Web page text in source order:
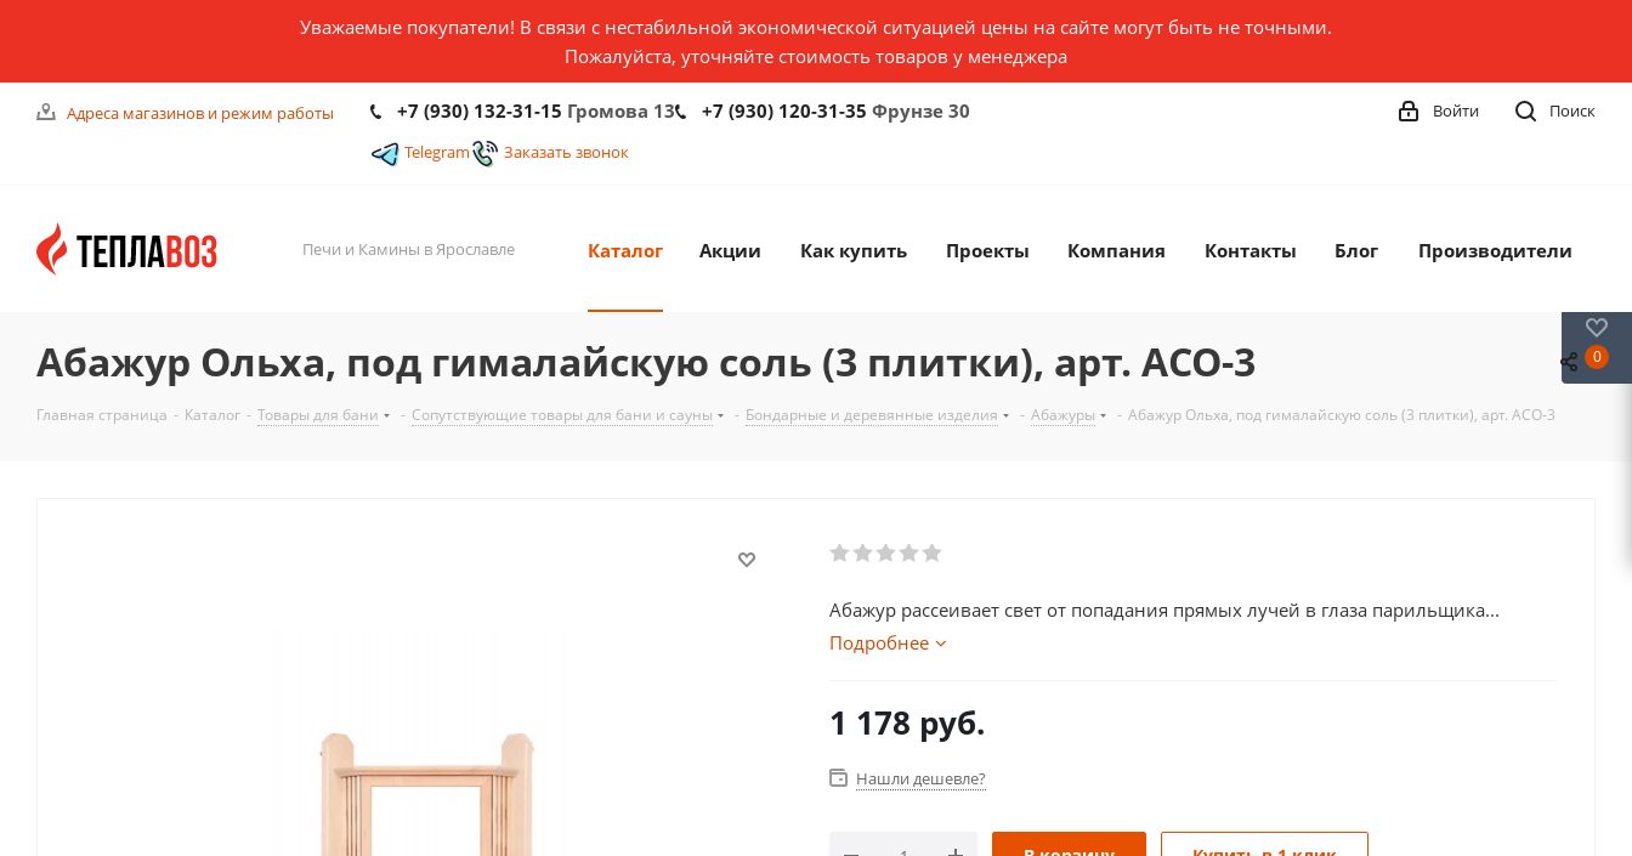
Уважаемые покупатели! В связи с нестабильной экономической ситуацией цены на сайте могут быть не точными.
Пожалуйста, уточняйте стоимость товаров у менеджера
Адреса магазинов и режим работы +7 (930) 132-31-15 Громова 13 +7 (930) 120-31-35 Фрунзе 30
Telegram Заказать звонок
Поиск
Войти
Печи и Камины в Ярославле Каталог Акции Как купить Проекты Компания Контакты Блог Производители
Абажур Ольха, под гималайскую соль (3 плитки), арт. АСО-3
Главная страница - Каталог - Товары для бани - Сопутствующие товары для бани и сауны - Бондарные и деревянные изделия - Абажуры - Абажур Ольха, под гималайскую соль (3 плитки), арт. АСО-3
Абажур рассеивает свет от попадания прямых лучей в глаза парильщика...
Подробнее
1 178 руб.
Нашли дешевле?
0